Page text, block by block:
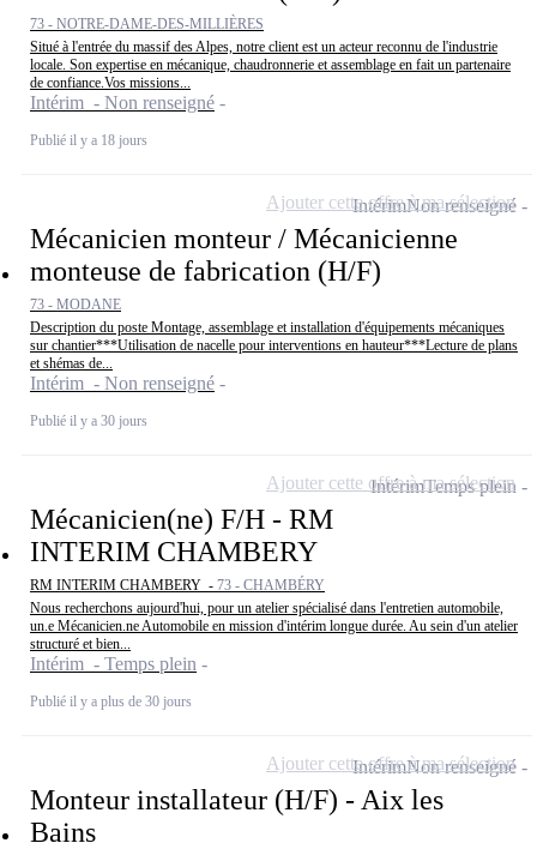
73 - NOTRE-DAME-DES-MILLIÈRES
Situé à l'entrée du massif des Alpes, notre client est un acteur reconnu de l'industrie
locale. Son expertise en mécanique, chaudronnerie et assemblage en fait un partenaire
de confiance.Vos missions...
Intérim - Non renseigné
Publié il y a 18 jours
Mécanicien monteur / Mécanicienne
monteuse de fabrication (H/F)
73 - MODANE
Description du poste Montage, assemblage et installation d'équipements mécaniques
sur chantier***Utilisation de nacelle pour interventions en hauteur***Lecture de plans
et shémas de...
Intérim - Non renseigné
Publié il y a 30 jours
IntérimNon renseigné
Ajouter cette offre à ma sélection
Mécanicien(ne) F/H - RM
INTERIM CHAMBERY
RM INTERIM CHAMBERY - 73 - CHAMBÉRY
Nous recherchons aujourd'hui, pour un atelier spécialisé dans l'entretien automobile,
un.e Mécanicien.ne Automobile en mission d'intérim longue durée. Au sein d'un atelier
structuré et bien...
Intérim - Temps plein
Publié il y a plus de 30 jours
IntérimTemps plein
Ajouter cette offre à ma sélection
Monteur installateur (H/F) - Aix les
Bains
IntérimNon renseigné
Ajouter cette offre à ma sélection